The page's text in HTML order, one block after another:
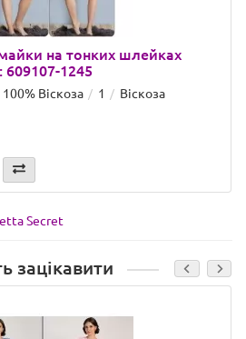
на тонких шлейках
1245
100% Віскоза 1 Віскоза
Secret
зацікавити